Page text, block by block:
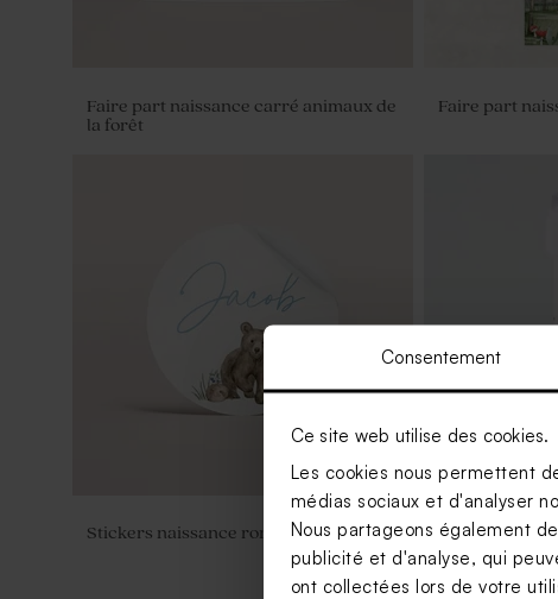
Consentement
Ce site web utilise des cookies.
Les cookies nous permettent
médias sociaux et d'analyser
Nous partageons également
publicité et d'analyse, qui
ont collectées lors de votre
Faire part naissance carré animaux de
la forêt
Faire part
Stickers naissance rond ourson Stickers tube